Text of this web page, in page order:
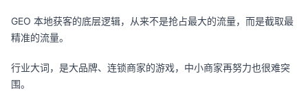
GEO 本地获客的底层逻辑，从来不是抢占最大的流量，而是截取最
精准的流量。
行业大词，是大品牌、连锁商家的游戏，中小商家再努力也很难突
围。